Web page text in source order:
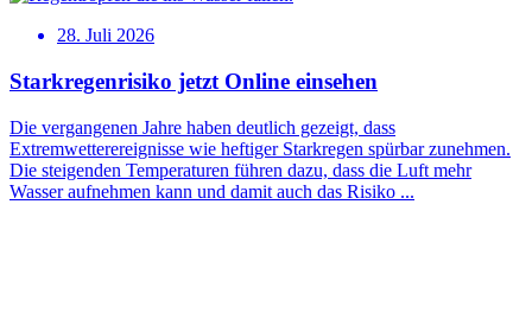
28. Juli 2026
Starkregenrisiko jetzt Online einsehen
Die vergangenen Jahre haben deutlich gezeigt, dass
Extremwetterereignisse wie heftiger Starkregen spürbar zunehmen.
Die steigenden Temperaturen führen dazu, dass die Luft mehr
Wasser aufnehmen kann und damit auch das Risiko ...